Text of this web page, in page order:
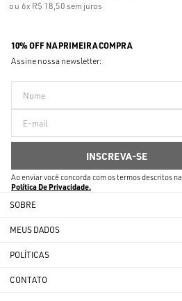
6x R$ 18,50 sem juros
10% OFF NA PRIMEIRA COMPRA
Assine nossa newsletter:
Ao enviar você concorda com os termos descritos na
Política De Privacidade
SOBRE
MEUS DADOS
POLÍTICAS
CONTATO